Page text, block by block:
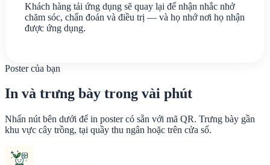
Khách hàng tải ứng dụng sẽ quay lại để nhận nhắc nhở
chăm sóc, chẩn đoán và điều trị — và họ nhớ nơi họ nhận
được ứng dụng.
Poster của bạn
In và trưng bày trong vài phút
Nhấn nút bên dưới để in poster có sẵn với mã QR. Trưng bày gần
khu vực cây trồng, tại quầy thu ngân hoặc trên cửa sổ.